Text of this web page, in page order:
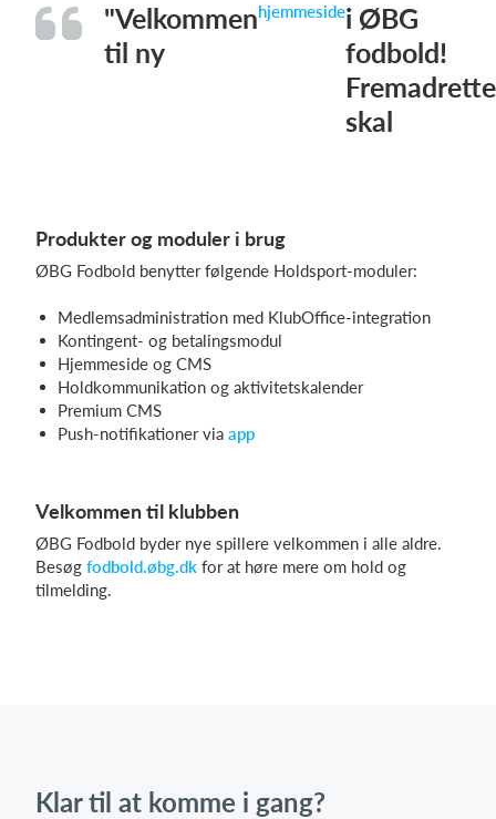
"Velkommen
til ny
hjemmesidei ØBG
fodbold!
skal
Produkter og moduler i brug
ØBG Fodbold benytter følgende Holdsport-moduler:
Medlemsadministration med KlubOffice-integration
Kontingent- og betalingsmodul
Hjemmeside og CMS
Holdkommunikation og aktivitetskalender
Premium CMS
Push-notifikationer via app
Velkommen til klubben
ØBG Fodbold byder nye spillere velkommen i alle aldre.
Besøg fodbold.øbg.dk for at høre mere om hold og
tilmelding.
Klar til at komme i gang?